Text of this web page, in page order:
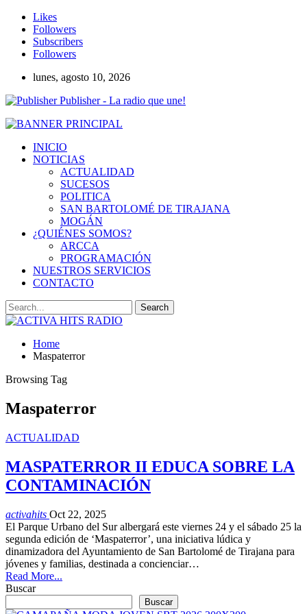
Likes
Followers
Subscribers
Followers
lunes, agosto 10, 2026
Publisher - La radio que une!
INICIO
NOTICIAS
ACTUALIDAD
SUCESOS
POLITICA
SAN BARTOLOMÉ DE TIRAJANA
MOGÁN
¿QUIÉNES SOMOS?
ARCCA
PROGRAMACIÓN
NUESTROS SERVICIOS
CONTACTO
Home
Maspaterror
Browsing Tag
Maspaterror
ACTUALIDAD
MASPATERROR II EDUCA SOBRE LA
CONTAMINACIÓN
activahits Oct 22, 2025
El Parque Urbano del Sur albergará este viernes 24 y el sábado 25 la
segunda edición de ‘Maspaterror’, una iniciativa lúdica y
dinamizadora del Ayuntamiento de San Bartolomé de Tirajana para
jóvenes y familias, destinada a concienciar…
Read More...
Buscar
Buscar